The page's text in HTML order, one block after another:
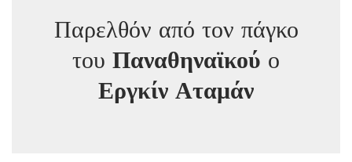
Παρελθόν από τον πάγκο
του Παναθηναϊκού ο
Εργκίν Αταμάν